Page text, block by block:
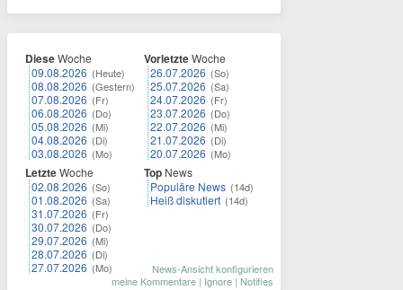
DieseWoche
09.08.2026 (Heute)
08.08.2026 (Gestern)
07.08.2026 (Fr)
06.08.2026 (Do)
05.08.2026 (Mi)
04.08.2026 (Di)
03.08.2026 (Mo)
LetzteWoche
02.08.2026 (So)
01.08.2026 (Sa)
31.07.2026 (Fr)
30.07.2026 (Do)
29.07.2026 (Mi)
28.07.2026 (Di)
27.07.2026 (Mo)
VorletzteWoche
26.07.2026 (So)
25.07.2026 (Sa)
24.07.2026 (Fr)
23.07.2026 (Do)
22.07.2026 (Mi)
21.07.2026 (Di)
20.07.2026 (Mo)
Top News
Populäre News (14d)
Heiß diskutiert (14d)
News-Ansicht konfigurieren
meine Kommentare | Ignore | Notifies